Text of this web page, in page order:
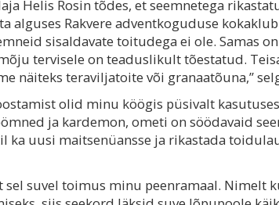
Helis Rosin tõdes, et seemnetega
alguses Rakvere adventkoguduse
sisaldavate toitudega ei ole. Samas
tervisele on teaduslikult tõestatud.
näiteks teraviljatoite või granaatõuna,”
olid minu köögis püsivalt
ja kardemon, ometi on söödavaid
ka uusi maitsenüansse ja rikastada
sel suvel toimus minu peenramaal. Nimelt